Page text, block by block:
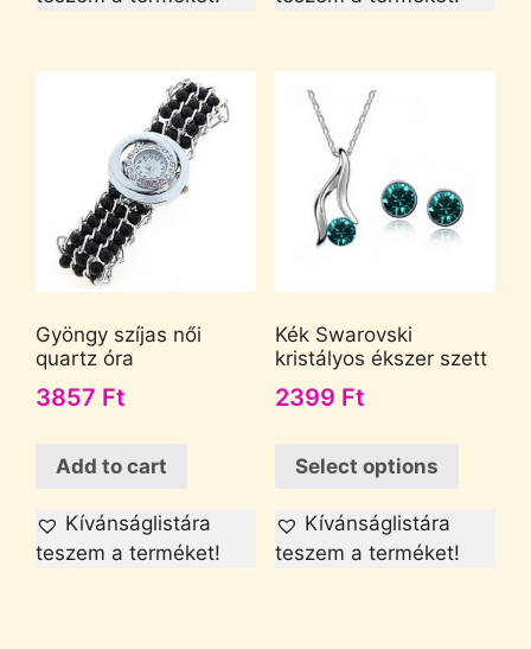
Gyöngy szíjas női
quartz óra
3857 Ft
Add to cart
Kívánságlistára
teszem a terméket!
Kék Swarovski
kristályos ékszer szett
2399 Ft
Select options
Kívánságlistára
teszem a terméket!